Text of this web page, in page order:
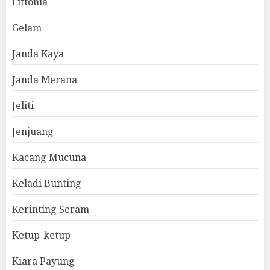
Gelam
Janda Kaya
Janda Merana
Jeliti
Jenjuang
Kacang Mucuna
Keladi Bunting
Kerinting Seram
Ketup-ketup
Kiara Payung